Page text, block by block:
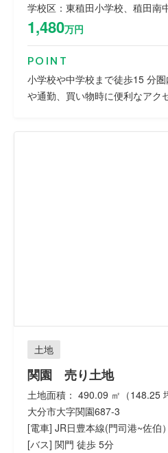
学校区：東稙田小学校、稙田南
1,480万円
POINT
小学校や中学校まで徒歩15 分
や通勤、買い物時に便利なアク
土地
関園 売り土地
土地面積： 490.09 ㎡（148.25
大分市大字関園687-3
[電車] JR日豊本線(門司港~佐伯
[バス] 関門 徒歩 5分